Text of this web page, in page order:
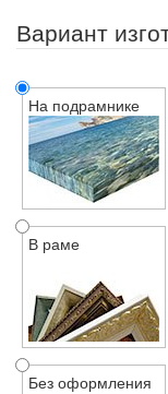
Вариант
На подрамнике
В раме
Без оформления